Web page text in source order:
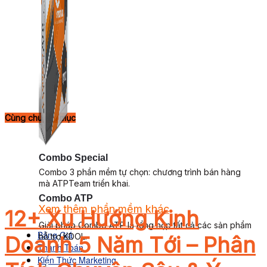
Combo Special
Combo 3 phần mềm tự chọn: chương trình bán hàng
mà ATPTeam triển khai.
Xem thêm phần mềm khác
Xem thêm phần mềm khác
Bảng Giá
Thanh Toán
Kiến Thức Marketing
Combo ATP
Giải pháp Combo ATP là tổng hợp tất cả các sản phẩm
hỗ trợ KDOL.
Cùng chuyên mục
12+ Xu Hướng Kinh
Doanh 5 Năm Tới – Phân